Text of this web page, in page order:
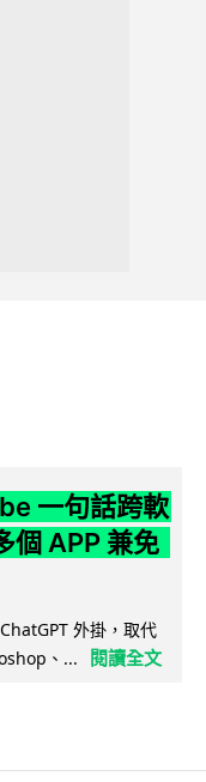
一句話跨軟
個 APP 兼免
外掛，取代
、...
閱讀全文